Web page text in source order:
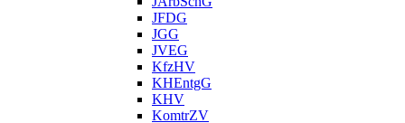
JFDG
JGG
JVEG
KfzHV
KHEntgG
KHV
KomtrZV